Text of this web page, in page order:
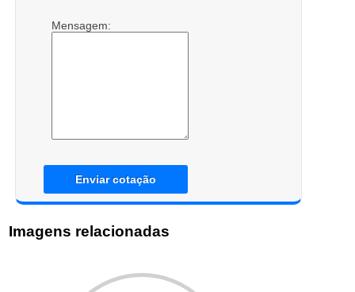
Mensagem:
Enviar cotação
Imagens relacionadas